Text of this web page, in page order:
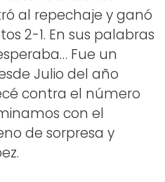
al repechaje y ganó
2-1. En sus palabras
Fue un
Julio del año
contra el número
con el
de sorpresa y